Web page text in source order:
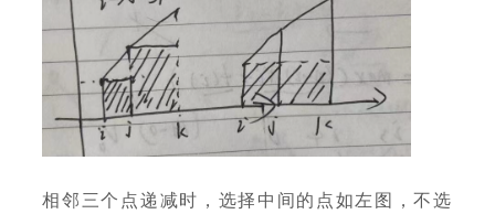
相邻三个点递减时，选择中间的点如左图，不选